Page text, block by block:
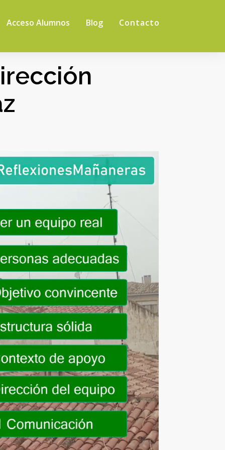
Acceso Alumnos Blog Contacto